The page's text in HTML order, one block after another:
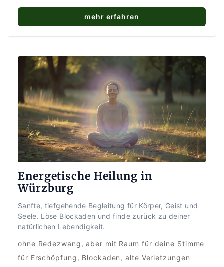
mehr erfahren
Energetische Heilung in
Würzburg
Sanfte, tiefgehende Begleitung für Körper, Geist und
Seele. Löse Blockaden und finde zurück zu deiner
natürlichen Lebendigkeit.
ohne Redezwang, aber mit Raum für deine Stimme
für Erschöpfung, Blockaden, alte Verletzungen